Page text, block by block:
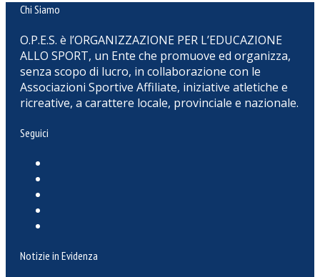
Chi Siamo
O.P.E.S. è l’ORGANIZZAZIONE PER L’EDUCAZIONE
ALLO SPORT, un Ente che promuove ed organizza,
senza scopo di lucro, in collaborazione con le
Associazioni Sportive Affiliate, iniziative atletiche e
ricreative, a carattere locale, provinciale e nazionale.
Seguici
Notizie in Evidenza